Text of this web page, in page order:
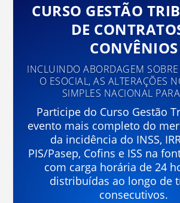
CURSO GESTÃO
DE
CONVÊNIOS
INCLUINDO ABORDAGEM
O ESOCIAL, AS ALTERAÇÕES
SIMPLES NACIONAL
Participe do Curso Gestão
evento mais completo do
da incidência do INSS,
PIS/Pasep, Cofins e ISS na
com carga horária de 24
distribuídas ao longo de
consecutivos.